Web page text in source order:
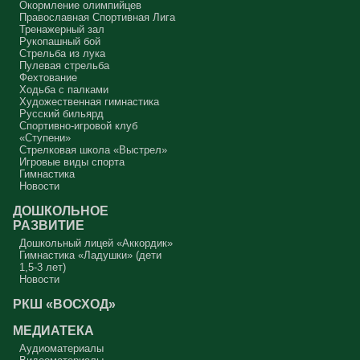
Окормление олимпийцев
Православная Спортивная Лига
Тренажерный зал
Рукопашный бой
Стрельба из лука
Пулевая стрельба
Фехтование
Ходьба с палками
Художественная гимнастика
Русский бильярд
Спортивно-игровой клуб
«Ступени»
Стрелковая школа «Выстрел»
Игровые виды спорта
Гимнастика
Новости
ДОШКОЛЬНОЕ
РАЗВИТИЕ
Дошкольный лицей «Аккордик»
Гимнастика «Ладушки» (дети
1,5-3 лет)
Новости
РКШ «ВОСХОД»
МЕДИАТЕКА
Аудиоматериалы